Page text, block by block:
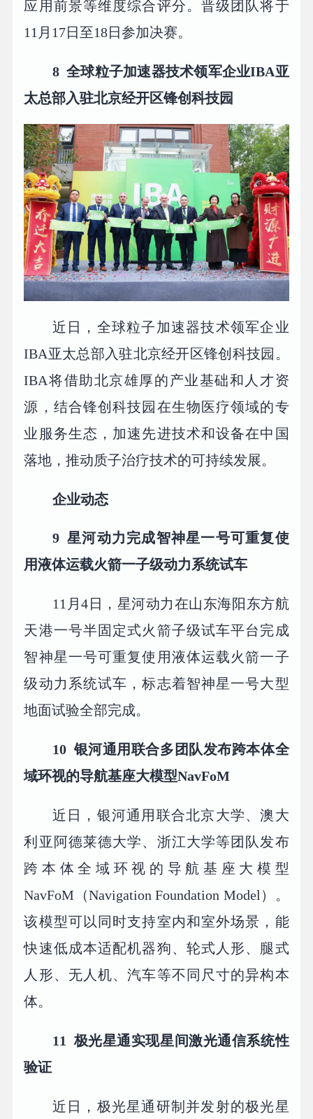
应用前景等维度综合评分。晋级团队将于
11月17日至18日参加决赛。
8 全球粒子加速器技术领军企业IBA亚
太总部入驻北京经开区锋创科技园
近日，全球粒子加速器技术领军企业
IBA亚太总部入驻北京经开区锋创科技园。
IBA将借助北京雄厚的产业基础和人才资
源，结合锋创科技园在生物医疗领域的专
业服务生态，加速先进技术和设备在中国
落地，推动质子治疗技术的可持续发展。
企业动态
9 星河动力完成智神星一号可重复使
用液体运载火箭一子级动力系统试车
11月4日，星河动力在山东海阳东方航
天港一号半固定式火箭子级试车平台完成
智神星一号可重复使用液体运载火箭一子
级动力系统试车，标志着智神星一号大型
地面试验全部完成。
10 银河通用联合多团队发布跨本体全
域环视的导航基座大模型NavFoM
近日，银河通用联合北京大学、澳大
利亚阿德莱德大学、浙江大学等团队发布
跨本体全域环视的导航基座大模型
NavFoM（Navigation Foundation Model）。
该模型可以同时支持室内和室外场景，能
快速低成本适配机器狗、轮式人形、腿式
人形、无人机、汽车等不同尺寸的异构本
体。
11 极光星通实现星间激光通信系统性
验证
近日，极光星通研制并发射的极光星